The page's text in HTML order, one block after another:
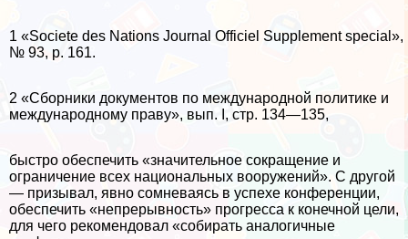
1 «Societe des Nations Journal Officiel Supplement special»,
№ 93, p. 161.
2 «Сборники документов по международной политике и
междуна­родному праву», вып. I, стр. 134—135,
быстро обеспечить «значительное сокращение и
ограничение всех национальных вооружений». С другой
— призывал, явно сомневаясь в успехе конференции,
обеспечить «непрерывность» прогресса к конечной цели,
для чего рекомендовал «собирать аналогичные